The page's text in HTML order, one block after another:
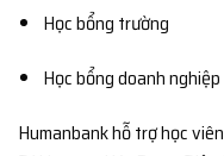
Học bổng trường
Học bổng doanh nghiệp
Humanbank hỗ trợ học viên